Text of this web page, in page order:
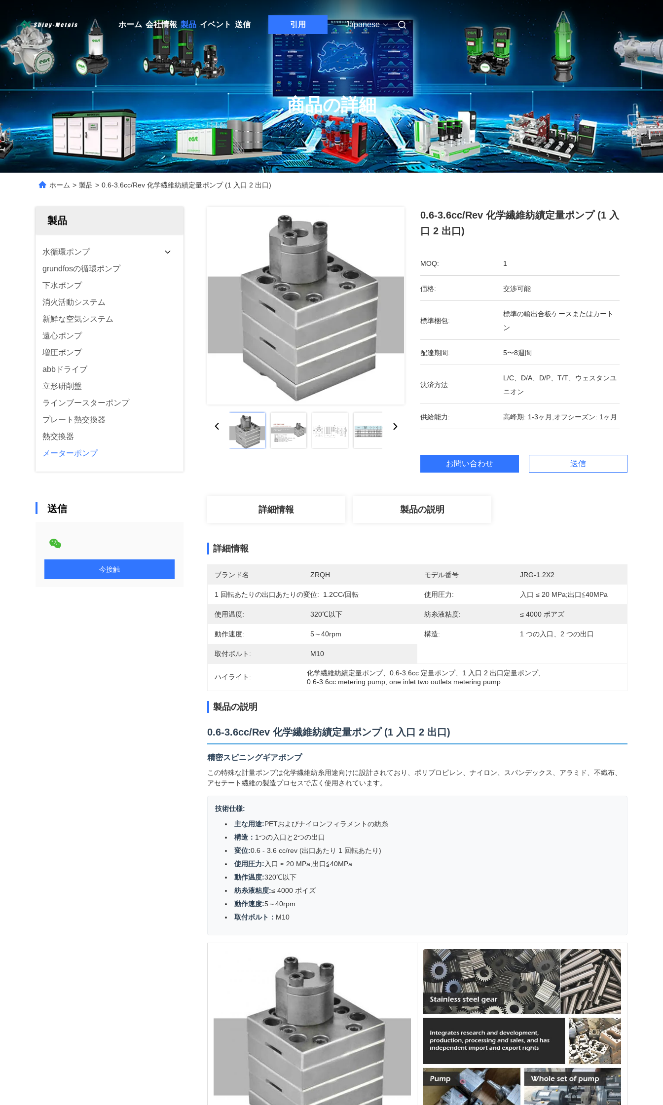
ホーム 会社情報 製品 イベント 送信 引用 Japanese
商品の詳細
ホーム > 製品 > 0.6-3.6cc/Rev 化学繊維紡績定量ポンプ (1 入口 2 出口)
製品
水循環ポンプ
grundfosの循環ポンプ
下水ポンプ
消火活動システム
新鮮な空気システム
遠心ポンプ
増圧ポンプ
abbドライブ
立形研削盤
ラインブースターポンプ
プレート熱交換器
熱交換器
メーターポンプ
送信
今接触
0.6-3.6cc/Rev 化学繊維紡績定量ポンプ (1 入
口 2 出口)
MOQ: 1
価格: 交渉可能
標準梱包:
標準の輸出合板ケースまたはカート
ン
配達期間: 5〜8週間
決済方法:
L/C、D/A、D/P、T/T、ウェスタンユ
ニオン
供給能力: 高峰期: 1-3ヶ月,オフシーズン: 1ヶ月
お問い合わせ 送信
詳細情報 製品の説明
詳細情報
ブランド名 ZRQH モデル番号 JRG-1.2X2
1 回転あたりの出口あたりの変位: 1.2CC/回転 使用圧力: 入口 ≤ 20 MPa;出口≦40MPa
使用温度: 320℃以下 紡糸液粘度: ≤ 4000 ポアズ
動作速度: 5～40rpm 構造: 1 つの入口、2 つの出口
取付ボルト: M10
ハイライト: 化学繊維紡績定量ポンプ、0.6-3.6cc 定量ポンプ、1 入口 2 出口定量ポンプ,
0.6-3.6cc metering pump , one inlet two outlets metering pump
製品の説明
0.6-3.6cc/Rev 化学繊維紡績定量ポンプ (1 入口 2 出口)
精密スピニングギアポンプ
この特殊な計量ポンプは化学繊維紡糸用途向けに設計されており、ポリプロピレン、ナイロン、スパンデックス、アラミド、不織布、
アセテート繊維の製造プロセスで広く使用されています。
技術仕様:
主な用途:PETおよびナイロンフィラメントの紡糸
構造： 1つの入口と2つの出口
変位:0.6 - 3.6 cc/rev (出口あたり 1 回転あたり)
使用圧力: 入口 ≤ 20 MPa;出口≦40MPa
動作温度:320℃以下
紡糸液粘度:≤ 4000 ポイズ
動作速度:5～40rpm
取付ボルト： M10